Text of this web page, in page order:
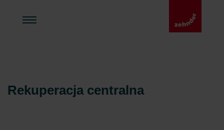
Rekuperacja centralna